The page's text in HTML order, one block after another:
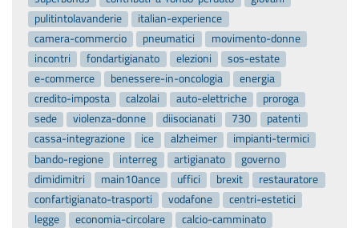
pulitintolavanderie
italian-experience
camera-commercio
pneumatici
movimento-donne
incontri
fondartigianato elezioni
sos-estate
e-commerce
benessere-in-oncologia
energia
credito-imposta
calzolai auto-elettriche
proroga
sede
violenza-donne diisocianati 730
patenti
cassa-integrazione
ice alzheimer
impianti-termici
bando-regione
interreg artigianato
governo
dimidimitri
main10ance uffici brexit
restauratore
confartigianato-trasporti
vodafone
centri-estetici
legge
economia-circolare
calcio-camminato